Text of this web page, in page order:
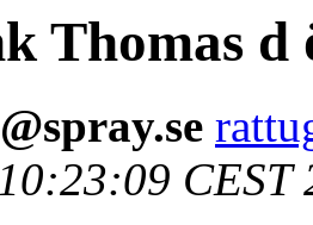
Thomas d
CEST